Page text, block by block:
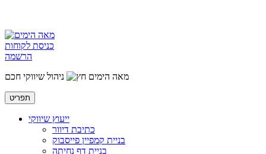
כניסת לקוחות
הרשמה
מאה הימים
ניהול שיווקי חכם
תפריט
ייעוץ שיווקי
כתיבת דיוור
בניית קמפיין פייסבוק
בניית דף נחיתה